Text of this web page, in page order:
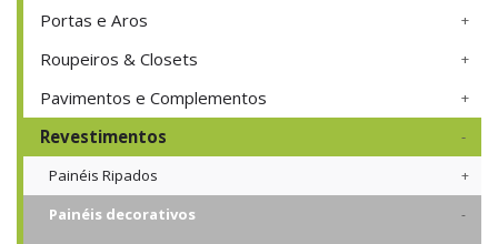
Portas e Aros
Roupeiros & Closets
Pavimentos e Complementos
Revestimentos
Painéis Ripados
Painéis decorativos